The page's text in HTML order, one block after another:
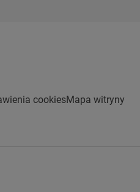
cookiesMapa witryny